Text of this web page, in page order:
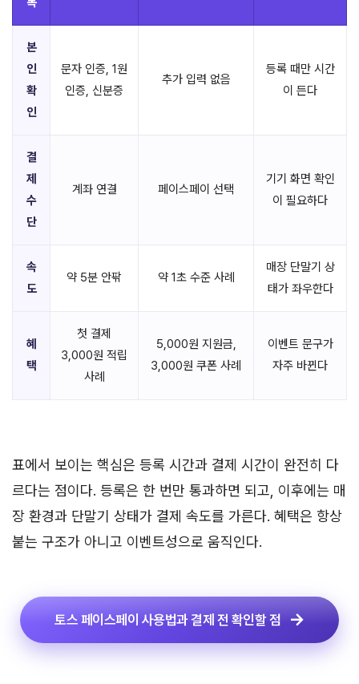
본
인
확
인
문자 인증, 1원
인증, 신분증
추가 입력 없음
등록 때만 시간
이 든다
결
제
수
단
계좌 연결 페이스페이 선택
기기 화면 확인
이 필요하다
속
도
약 5분 안팎 약 1초 수준 사례
매장 단말기 상
태가 좌우한다
혜
택
첫 결제
3,000원 적립
사례
5,000원 지원금,
3,000원 쿠폰 사례
이벤트 문구가
자주 바뀐다
표에서 보이는 핵심은 등록 시간과 결제 시간이 완전히 다
르다는 점이다. 등록은 한 번만 통과하면 되고, 이후에는 매
장 환경과 단말기 상태가 결제 속도를 가른다. 혜택은 항상
붙는 구조가 아니고 이벤트성으로 움직인다.
토스 페이스페이 사용법과 결제 전 확인할 점